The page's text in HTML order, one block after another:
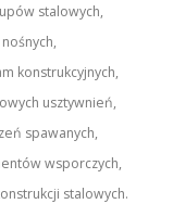
stalowych,
konstrukcyjnych,
usztywnień,
spawanych,
wsporczych,
stalowych.